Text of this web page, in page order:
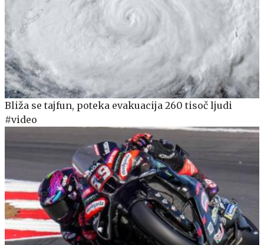
Bliža se tajfun, poteka evakuacija 260 tisoč ljudi
#video